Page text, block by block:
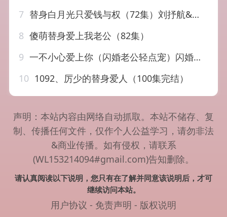
7 替身白月光只爱钱与权（72集）刘抒航&刘曙瑞
8 傻萌替身爱上我老公（82集）
9 一不小心爱上你（闪婚老公轻点宠）闪婚密爱凌总宠妻入骨（95集）(1)
10 1092、厉少的替身爱人（100集完结）
声明：本站内容由网络自动抓取。本站不储存、复
制、传播任何文件，仅作个人公益学习，请勿非法
&商业传播。如有侵权，请联系
(WL153214094#gmail.com)告知删除。
请认真阅读以下说明，您只有在了解并同意该说明后，才可
继续访问本站。
用户协议 - 免责声明 - 版权说明